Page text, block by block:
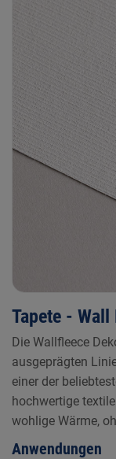
Tapete - Wall
Die Wallfleece
ausgeprägten
einer der
hochwertige
wohlige Wärme,
Anwendungen